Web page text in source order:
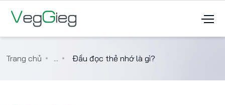
Trang chủ ... Đầu đọc thẻ nhớ là gì?